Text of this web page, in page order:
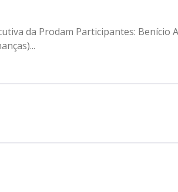
da Prodam Participantes: